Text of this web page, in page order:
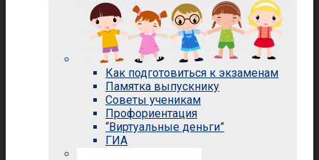
Как подготовиться к экзаменам
Памятка выпускнику
Советы ученикам
Профориентация
“Виртуальные деньги”
ГИА